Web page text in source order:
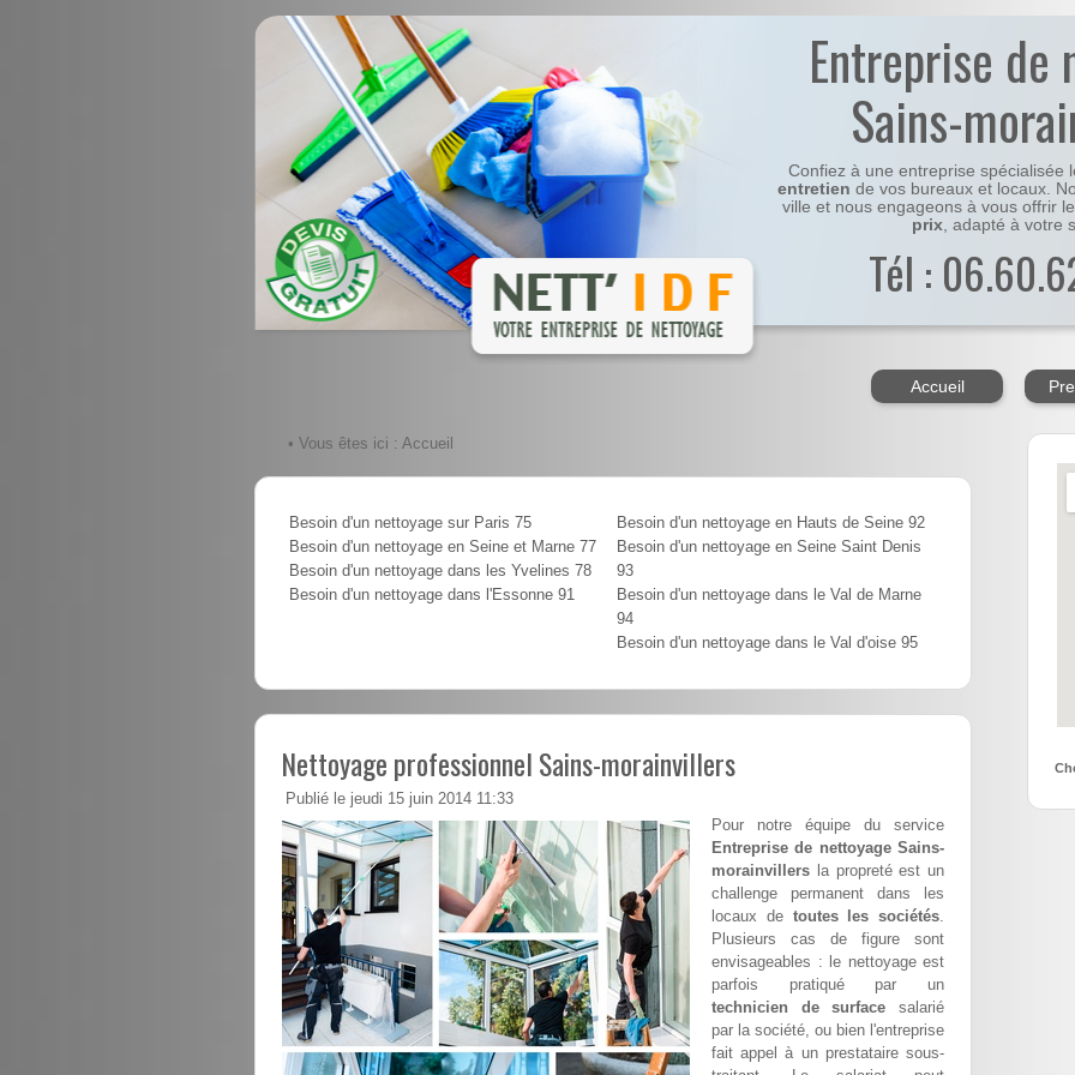
Entreprise de
Sains-
Confiez à une entreprise spécialisée
entretien de vos bureaux et locaux.
ville et nous engageons à vous offrir le
prix, adapté à votre
Tél :
Accueil
• Vous êtes ici : Accueil
Besoin d'un nettoyage sur Paris 75
Besoin d'un nettoyage en Seine et Marne 77
Besoin d'un nettoyage dans les Yvelines 78
Besoin d'un nettoyage dans l'Essonne 91
Besoin d'un nettoyage en Hauts de Seine 92
Besoin d'un nettoyage en Seine Saint Denis
93
Besoin d'un nettoyage dans le Val de Marne
94
Besoin d'un nettoyage dans le Val d'oise 95
Nettoyage professionnel Sains-morainvillers
Publié le jeudi 15 juin 2014 11:33
Pour notre équipe du service
Entreprise de nettoyage Sains-
morainvillers la propreté est un
challenge permanent dans les
locaux de toutes les sociétés.
Plusieurs cas de figure sont
envisageables : le nettoyage est
parfois pratiqué par un
technicien de surface salarié
par la société, ou bien l'entreprise
fait appel à un prestataire sous-